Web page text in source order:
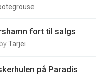
fort til salgs
byTarjei
på Paradis